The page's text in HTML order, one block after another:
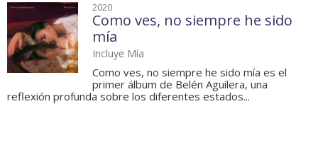
2020
Como ves, no siempre he sido
mía
Incluye Mía
Como ves, no siempre he sido mía es el
primer álbum de Belén Aguilera, una
reflexión profunda sobre los diferentes estados...